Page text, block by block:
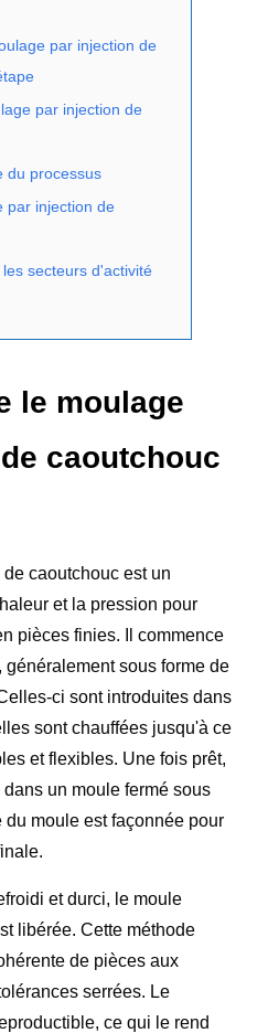
par injection de
par injection de
du processus
par injection de
secteurs d'activité
le moulage
caoutchouc
caoutchouc est un
et la pression pour
pièces finies. Il commence
sous forme de
ci sont introduites dans
sont chauffées jusqu'à ce
et flexibles. Une fois prêt,
un moule fermé sous
du moule est façonnée pour
et durci, le moule
libérée. Cette méthode
de pièces aux
serrées. Le
ce qui le rend